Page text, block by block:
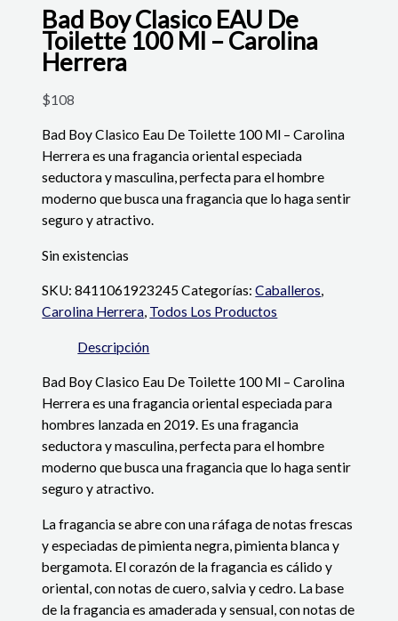
Bad Boy Clasico EAU De
Toilette 100 Ml – Carolina
Herrera
$108
Bad Boy Clasico Eau De Toilette 100 Ml – Carolina
Herrera es una fragancia oriental especiada
seductora y masculina, perfecta para el hombre
moderno que busca una fragancia que lo haga sentir
seguro y atractivo.
Sin existencias
SKU:8411061923245 Categorías:Caballeros,
Carolina Herrera, Todos Los Productos
Descripción
Bad Boy Clasico Eau De Toilette 100 Ml – Carolina
Herrera es una fragancia oriental especiada para
hombres lanzada en 2019. Es una fragancia
seductora y masculina, perfecta para el hombre
moderno que busca una fragancia que lo haga sentir
seguro y atractivo.
La fragancia se abre con una ráfaga de notas frescas
y especiadas de pimienta negra, pimienta blanca y
bergamota. El corazón de la fragancia es cálido y
oriental, con notas de cuero, salvia y cedro. La base
de la fragancia es amaderada y sensual, con notas de